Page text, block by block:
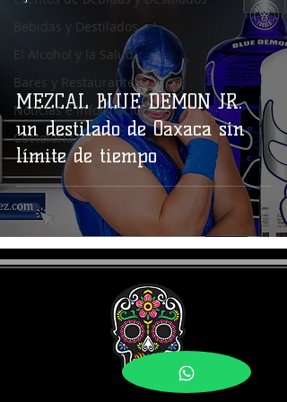
Bebidas y Destilados
El Alcohol y la Salud
Bares y Restaurantes
Noticias e Información
Coctelería
MEZCAL BLUE DEMON JR.
un destilado de Oaxaca sin
límite de tiempo